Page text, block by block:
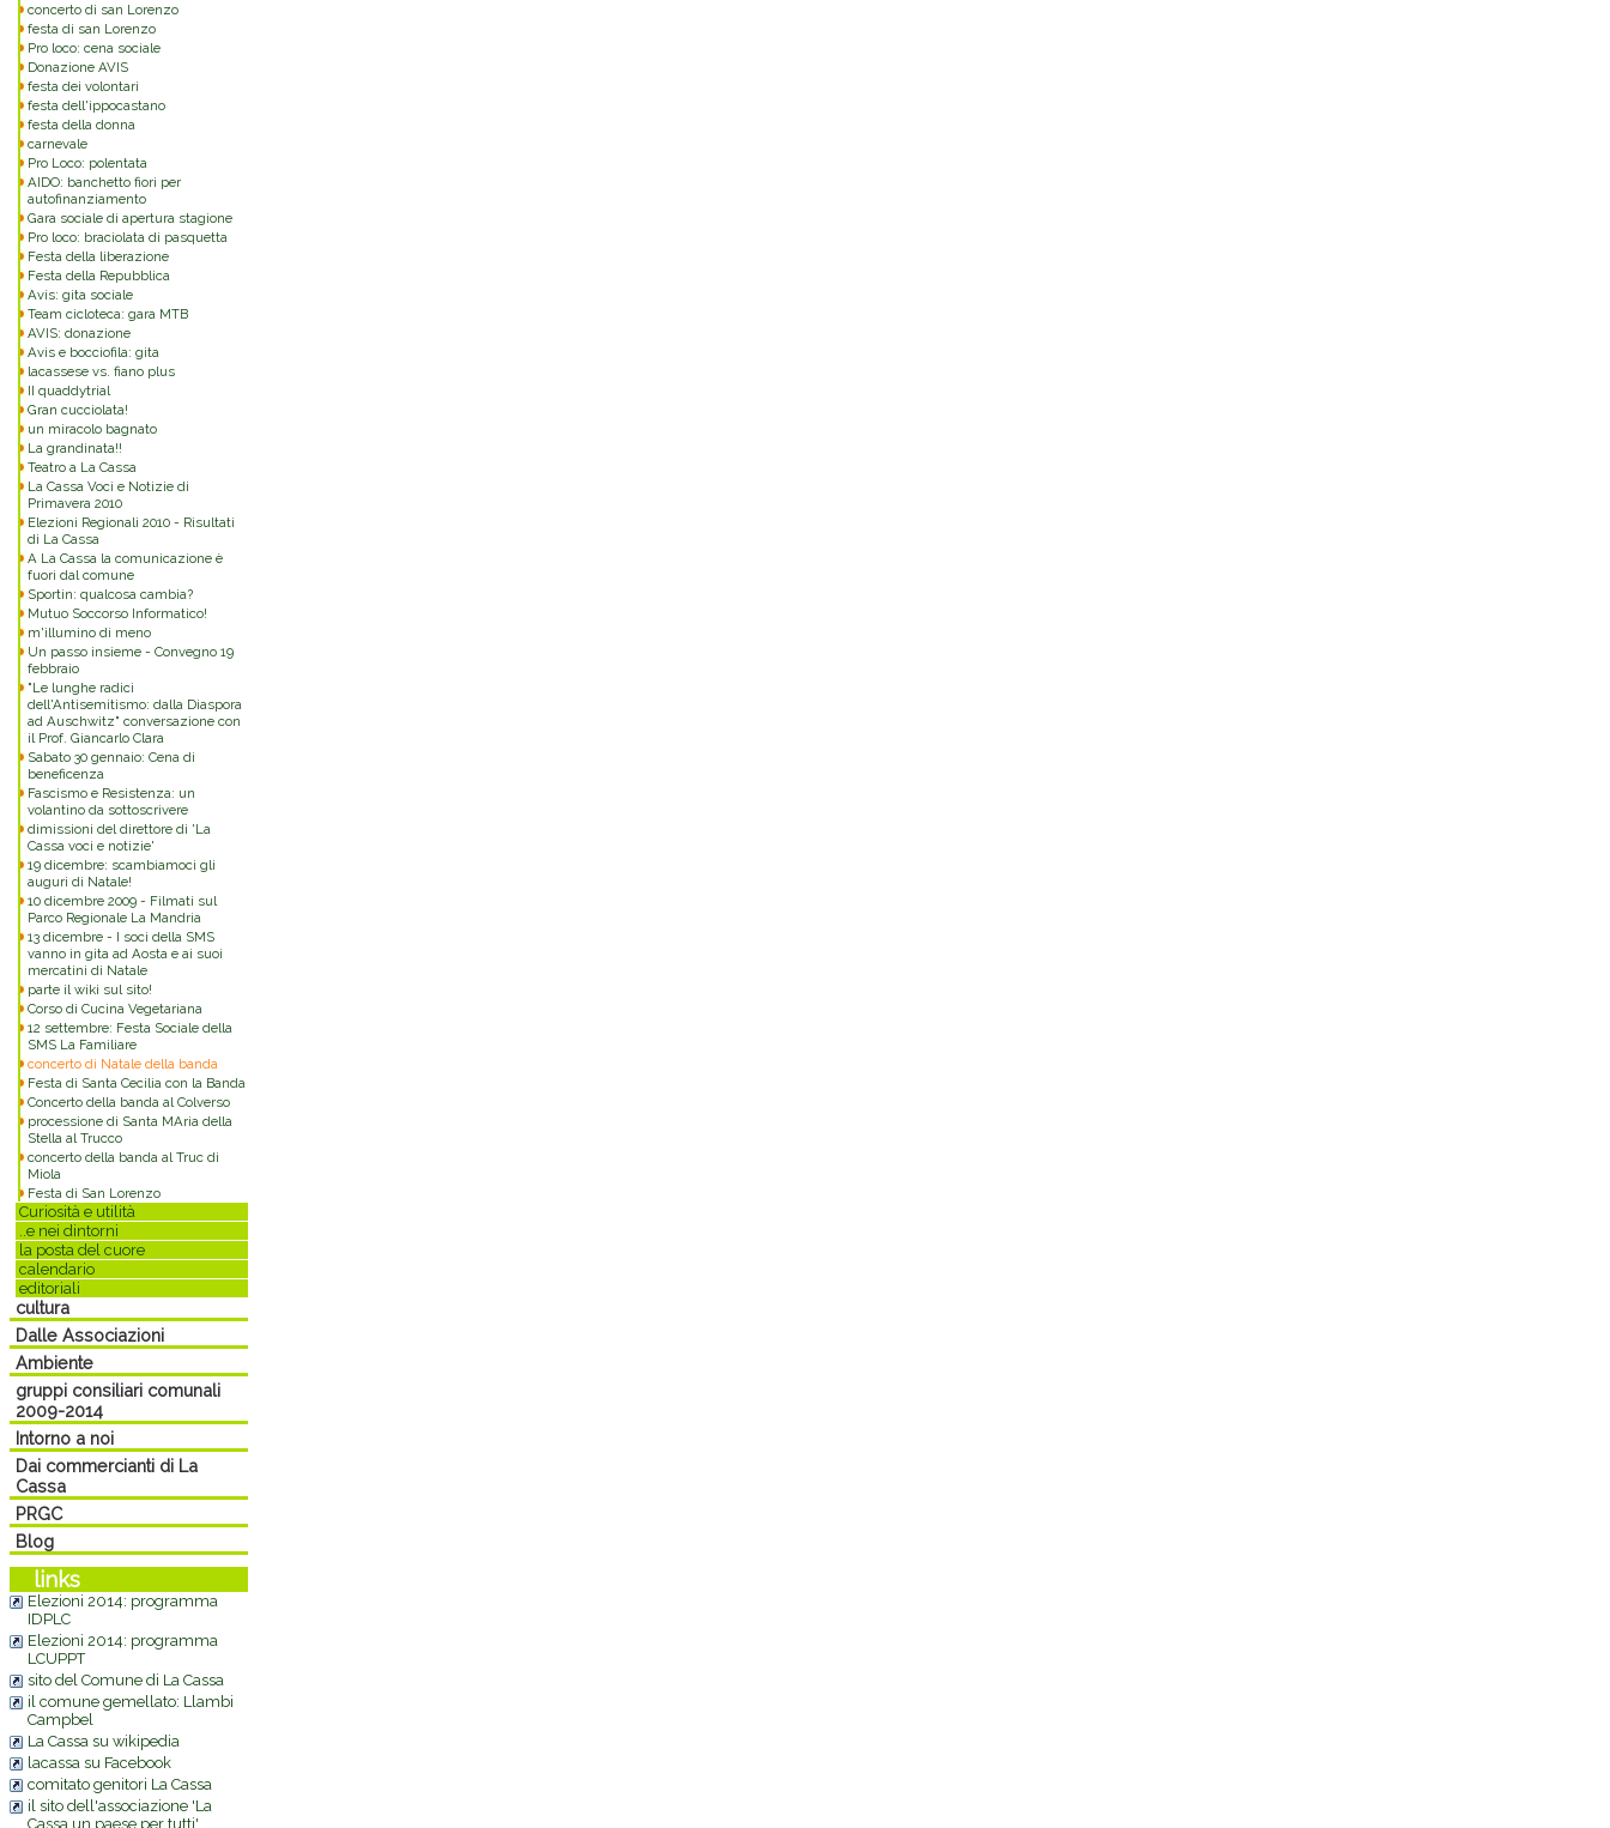
concerto di san Lorenzo
festa di san Lorenzo
Pro loco: cena sociale
Donazione AVIS
festa dei volontari
festa dell'ippocastano
festa della donna
carnevale
Pro Loco: polentata
AIDO: banchetto fiori per
autofinanziamento
Gara sociale di apertura stagione
Pro loco: braciolata di pasquetta
Festa della liberazione
Festa della Repubblica
Avis: gita sociale
Team cicloteca: gara MTB
AVIS: donazione
Avis e bocciofila: gita
lacassese vs. fiano plus
II quaddytrial
Gran cucciolata!
un miracolo bagnato
La grandinata!!
Teatro a La Cassa
La Cassa Voci e Notizie di
Primavera 2010
Elezioni Regionali 2010 - Risultati
di La Cassa
A La Cassa la comunicazione è
fuori dal comune
Sportin: qualcosa cambia?
Mutuo Soccorso Informatico!
m'illumino di meno
Un passo insieme - Convegno 19
febbraio
"Le lunghe radici
dell'Antisemitismo: dalla Diaspora
ad Auschwitz" conversazione con
il Prof. Giancarlo Clara
Sabato 30 gennaio: Cena di
beneficenza
Fascismo e Resistenza: un
volantino da sottoscrivere
dimissioni del direttore di 'La
Cassa voci e notizie'
19 dicembre: scambiamoci gli
auguri di Natale!
10 dicembre 2009 - Filmati sul
Parco Regionale La Mandria
13 dicembre - I soci della SMS
vanno in gita ad Aosta e ai suoi
mercatini di Natale
parte il wiki sul sito!
Corso di Cucina Vegetariana
12 settembre: Festa Sociale della
SMS La Familiare
concerto di Natale della banda
Festa di Santa Cecilia con la Banda
Concerto della banda al Colverso
processione di Santa MAria della
Stella al Trucco
concerto della banda al Truc di
Miola
Festa di San Lorenzo
Curiosità e utilità
..e nei dintorni
la posta del cuore
calendario
editoriali
cultura
Dalle Associazioni
Ambiente
gruppi consiliari comunali
2009-2014
Intorno a noi
Dai commercianti di La
Cassa
PRGC
Blog
links
Elezioni 2014: programma
IDPLC
Elezioni 2014: programma
LCUPPT
sito del Comune di La Cassa
il comune gemellato: Llambi
Campbel
La Cassa su wikipedia
lacassa su Facebook
comitato genitori La Cassa
il sito dell'associazione 'La
Cassa un paese per tutti'